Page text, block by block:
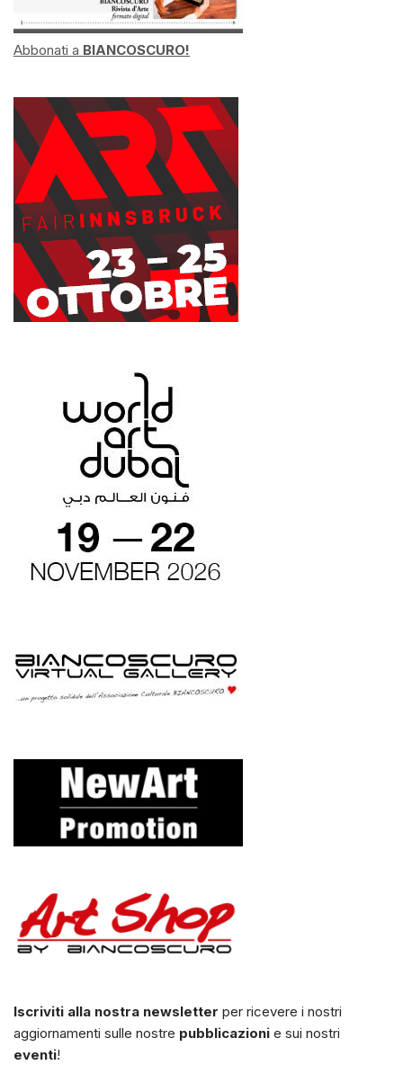
Abbonati a BIANCOSCURO!
Iscriviti alla nostra newsletter per ricevere i nostri
aggiornamenti sulle nostre pubblicazioni e sui nostri
eventi!